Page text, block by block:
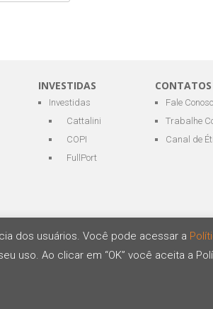
INVESTIDAS
Investidas
Cattalini
COPI
FullPort
CONTATOS
Fale
Trabalhe
Canal de
dos usuários. Você pode acessar a
uso. Ao clicar em “OK” você aceita a